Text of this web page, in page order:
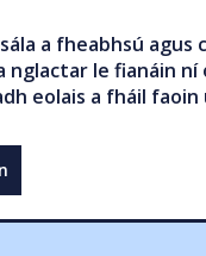
a fheabhsú
le fianáin
eolais a fháil faoin